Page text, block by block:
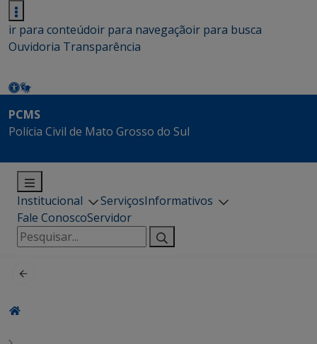
ir para conteúdoir para navegaçãoir para busca
Ouvidoria Transparência
PCMS
Polícia Civil de Mato Grosso do Sul
Institucional ServiçosInformativos
Fale ConoscoServidor
Pesquisar
por: